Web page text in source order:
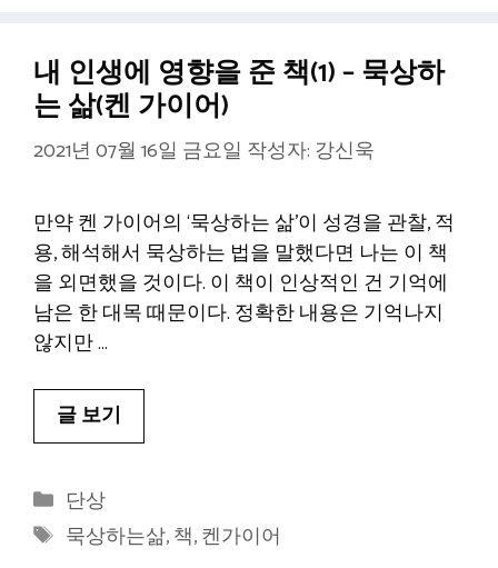
내 인생에 영향을 준 책(1) – 묵상하
는 삶(켄 가이어)
2021년 07월 16일 금요일 작성자: 강신욱
만약 켄 가이어의 ‘묵상하는 삶’이 성경을 관찰, 적
용, 해석해서 묵상하는 법을 말했다면 나는 이 책
을 외면했을 것이다. 이 책이 인상적인 건 기억에
남은 한 대목 때문이다. 정확한 내용은 기억나지
않지만 …
글 보기
카
테
고
단상
태
묵상하는삶,책,켄가이어